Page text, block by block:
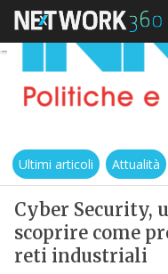
Ultimi articoli Attualità
Cyber Security,
scoprire come
reti industriali